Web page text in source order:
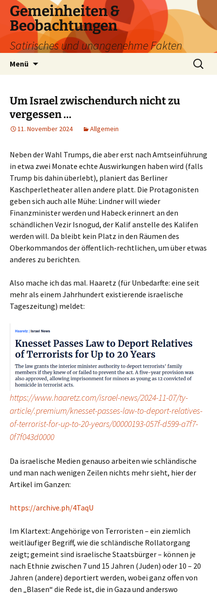
Zum
Inhalt
springen
Gemeinheiten &
Beobachtungen
Satirisches und unangenehme Fakten
Menü
Suchen
nach:
Um Israel zwischendurch nicht zu
vergessen …
11. November 2024 Allgemein
Neben der Wahl Trumps, die aber erst nach Amtseinführung
in etwa zwei Monate echte Auswirkungen haben wird (falls
Trump bis dahin überlebt), planiert das Berliner
Kaschperletheater allen andere platt. Die Protagonisten
geben sich auch alle Mühe: Lindner will wieder
Finanzminister werden und Habeck erinnert an den
schändlichen Vezir Isnogud, der Kalif anstelle des Kalifen
werden will. Da bleibt kein Platz in den Räumen des
Oberkommandos der öffentlich-rechtlichen, um über etwas
anderes zu berichten.
Also mache ich das mal. Haaretz (für Unbedarfte: eine seit
mehr als einem Jahrhundert existierende israelische
Tageszeitung) meldet:
https://www.haaretz.com/israel-news/2024-11-07/ty-
article/.premium/knesset-passes-law-to-deport-relatives-
of-terrorist-for-up-to-20-years/00000193-057f-d599-a7f7-
0f7f043d0000
Da israelische Medien genauso arbeiten wie schländische
und man nach wenigen Zeilen nichts mehr sieht, hier der
Artikel im Ganzen:
https://archive.ph/4TaqU
Im Klartext: Angehörige von Terroristen – ein ziemlich
weitläufiger Begriff, wie die schländische Rollatorgang
zeigt; gemeint sind israelische Staatsbürger – können je
nach Ethnie zwischen 7 und 15 Jahren (Juden) oder 10 – 20
Jahren (andere) deportiert werden, wobei ganz offen von
den „Blasen“ die Rede ist, die in Gaza und anderswo